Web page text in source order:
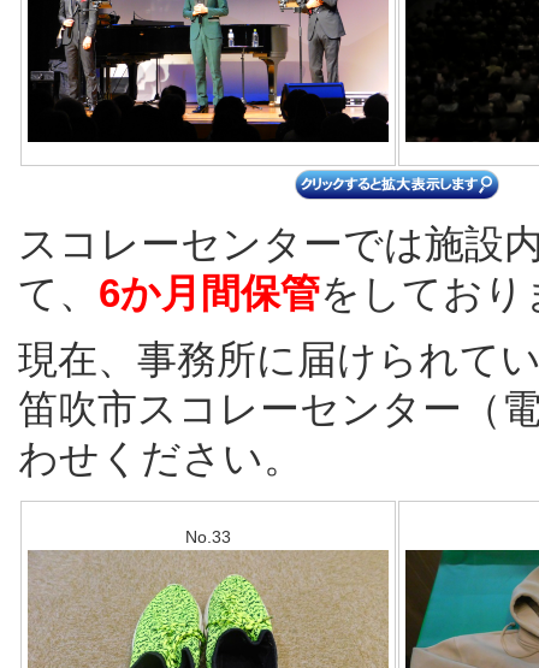
スコレーセンターでは施設
て、 6か月間保管をしており
現在、事務所に届けられて
笛吹市スコレーセンター（
わせください。
No.33